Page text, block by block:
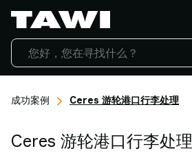
成功案例 Ceres 游轮港口行李处理
Ceres 游轮港口行李处理
你
想
搬
运
什
产
行